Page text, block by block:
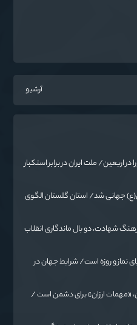
آرشیو
اربعین/ ملت ایران در برابر استکبار
جهانی شد/ استان گلستان الگوی
شهادت، دو بال ماندگاری انقلاب
نماز و روزه است/ شرایط جهان در
«مهمات ارزان» برای دشمن است /